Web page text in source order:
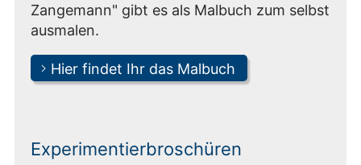
Zangemann" gibt es als Malbuch zum selbst
ausmalen.
Hier findet Ihr das Malbuch
Experimentierbroschüren